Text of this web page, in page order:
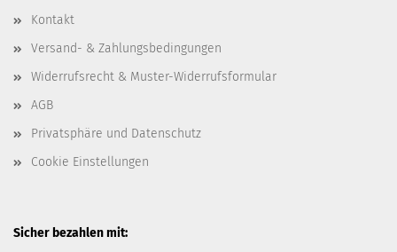
Kontakt
Versand- & Zahlungsbedingungen
Widerrufsrecht & Muster-Widerrufsformular
AGB
Privatsphäre und Datenschutz
Cookie Einstellungen
Sicher bezahlen mit: